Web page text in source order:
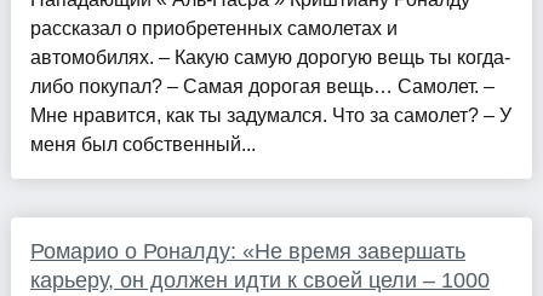
рассказал о приобретенных самолетах и
автомобилях. – Какую самую дорогую вещь ты когда-
либо покупал? – Самая дорогая вещь… Самолет. –
Мне нравится, как ты задумался. Что за самолет? – У
меня был собственный...
Ромарио о Роналду: «Не время завершать
карьеру, он должен идти к своей цели – 1000